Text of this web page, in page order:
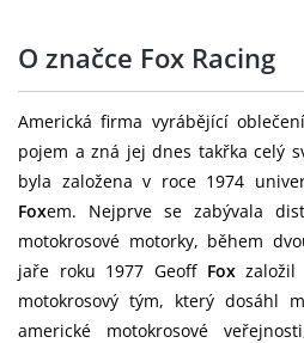
O značce Fox Racing
Americká firma vyrábějící
pojem a zná jej dnes takřka celý
byla založena v roce 1974
Foxem. Nejprve se zabývala
motokrosové motorky, během
jaře roku 1977 Geoff Foxzaložil
motokrosový tým, který dosáhl
americké motokrosové